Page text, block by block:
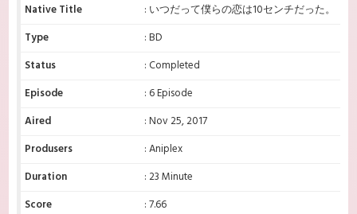
Native Title
: いつだって僕らの恋は10センチだった。
Type
: BD
Status
: Completed
Episode
: 6 Episode
Aired
: Nov 25, 2017
Produsers
: Aniplex
Duration
: 23 Minute
Score
: 7.66